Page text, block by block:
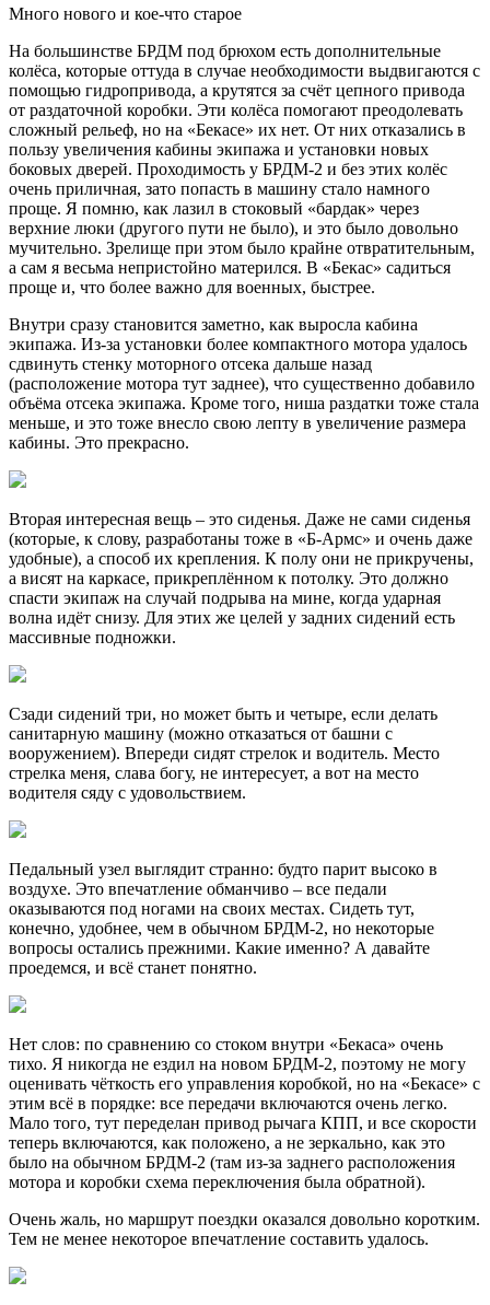
Много нового и кое-что старое
На большинстве БРДМ под брюхом есть дополнительные
колёса, которые оттуда в случае необходимости выдвигаются с
помощью гидропривода, а крутятся за счёт цепного привода
от раздаточной коробки. Эти колёса помогают преодолевать
сложный рельеф, но на «Бекасе» их нет. От них отказались в
пользу увеличения кабины экипажа и установки новых
боковых дверей. Проходимость у БРДМ-2 и без этих колёс
очень приличная, зато попасть в машину стало намного
проще. Я помню, как лазил в стоковый «бардак» через
верхние люки (другого пути не было), и это было довольно
мучительно. Зрелище при этом было крайне отвратительным,
а сам я весьма непристойно матерился. В «Бекас» садиться
проще и, что более важно для военных, быстрее.
Внутри сразу становится заметно, как выросла кабина
экипажа. Из-за установки более компактного мотора удалось
сдвинуть стенку моторного отсека дальше назад
(расположение мотора тут заднее), что существенно добавило
объёма отсека экипажа. Кроме того, ниша раздатки тоже стала
меньше, и это тоже внесло свою лепту в увеличение размера
кабины. Это прекрасно.
Вторая интересная вещь – это сиденья. Даже не сами сиденья
(которые, к слову, разработаны тоже в «Б-Армс» и очень даже
удобные), а способ их крепления. К полу они не прикручены,
а висят на каркасе, прикреплённом к потолку. Это должно
спасти экипаж на случай подрыва на мине, когда ударная
волна идёт снизу. Для этих же целей у задних сидений есть
массивные подножки.
Сзади сидений три, но может быть и четыре, если делать
санитарную машину (можно отказаться от башни с
вооружением). Впереди сидят стрелок и водитель. Место
стрелка меня, слава богу, не интересует, а вот на место
водителя сяду с удовольствием.
Педальный узел выглядит странно: будто парит высоко в
воздухе. Это впечатление обманчиво – все педали
оказываются под ногами на своих местах. Сидеть тут,
конечно, удобнее, чем в обычном БРДМ-2, но некоторые
вопросы остались прежними. Какие именно? А давайте
проедемся, и всё станет понятно.
Нет слов: по сравнению со стоком внутри «Бекаса» очень
тихо. Я никогда не ездил на новом БРДМ-2, поэтому не могу
оценивать чёткость его управления коробкой, но на «Бекасе» с
этим всё в порядке: все передачи включаются очень легко.
Мало того, тут переделан привод рычага КПП, и все скорости
теперь включаются, как положено, а не зеркально, как это
было на обычном БРДМ-2 (там из-за заднего расположения
мотора и коробки схема переключения была обратной).
Очень жаль, но маршрут поездки оказался довольно коротким.
Тем не менее некоторое впечатление составить удалось.